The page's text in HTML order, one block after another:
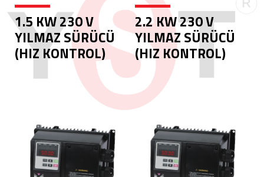
1.5 KW 230 V
YILMAZ SÜRÜCÜ
(HIZ KONTROL)
2.2 KW 230 V
YILMAZ SÜRÜCÜ
(HIZ KONTROL)